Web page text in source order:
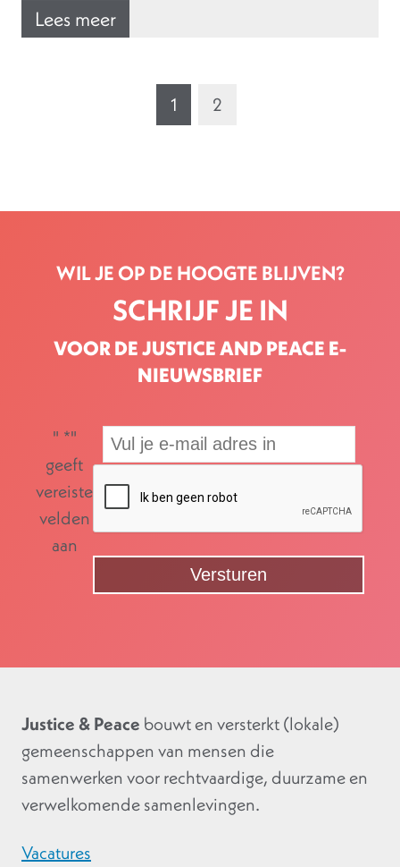
Lees meer
1 2
WIL JE OP DE HOOGTE BLIJVEN?
SCHRIJF JE IN
VOOR DE JUSTICE AND PEACE E-
NIEUWSBRIEF
" *"
geeft
vereiste
velden
aan
Justice & Peace bouwt en versterkt (lokale)
gemeenschappen van mensen die
samenwerken voor rechtvaardige, duurzame en
verwelkomende samenlevingen.
Vacatures